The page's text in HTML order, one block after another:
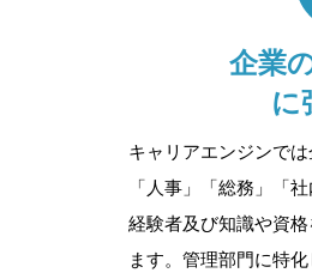
企業
に
キャリアエンジンで
「人事」「総務」「
経験者及び知識や資
ます。管理部門に特